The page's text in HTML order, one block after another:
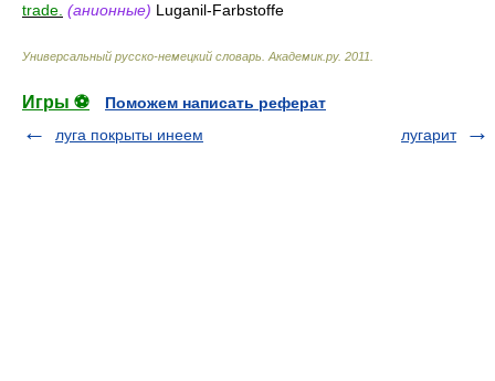
trade. (анионные) Luganil-Farbstoffe
Универсальный русско-немецкий словарь Академик.ру. 2011
Игры ⚽
Поможем написать реферат
луга покрыты инеем
лугарит